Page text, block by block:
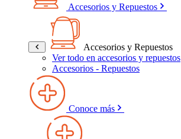
Accesorios y Repuestos
Accesorios y Repuestos
Ver todo en accesorios y repuestos
Accesorios - Repuestos
Conoce más